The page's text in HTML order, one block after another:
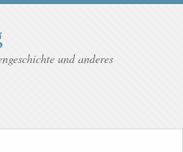
und anderes